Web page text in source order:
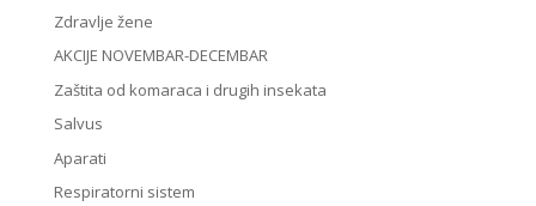
Zdravlje žene
AKCIJE NOVEMBAR-DECEMBAR
Zaštita od komaraca i drugih insekata
Salvus
Aparati
Respiratorni sistem